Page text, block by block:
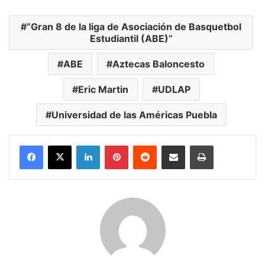
“Gran 8 de la liga de Asociación de Basquetbol
Estudiantil (ABE)”
ABE Aztecas Baloncesto
Eric Martin UDLAP
Universidad de las Américas Puebla
LinkedInPinterestReddit Share via Email Print